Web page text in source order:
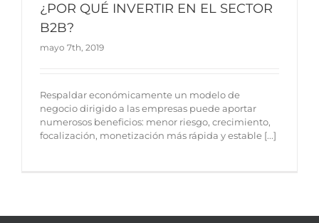
¿POR QUÉ INVERTIR EN EL SECTOR
B2B?
mayo 7th, 2019
Respaldar económicamente un modelo de
negocio dirigido a las empresas puede aportar
numerosos beneficios: menor riesgo, crecimiento,
focalización, monetización más rápida y estable [...]